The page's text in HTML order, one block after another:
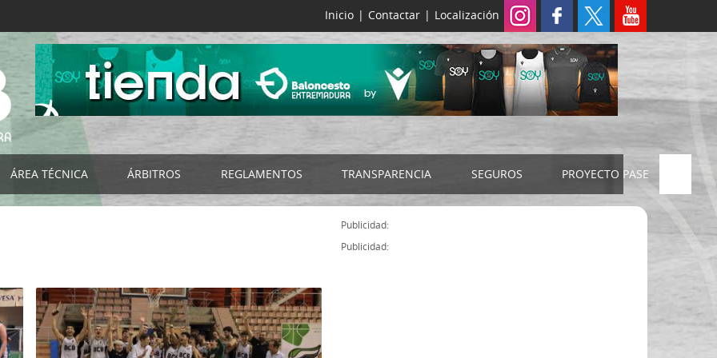
Inicio | Contactar | Localización
ÁREA TÉCNICA
Selecciones FExB
Programa de Ayuda a la Tecnificación
Campus de Baloncesto
Cursos de Entrenadores
ÁRBITROS
Acta Digital FExB
Organigrama
Listado por Categorías
Documentación - Impresos
REGLAMENTOS
Reglamentos FExB
Normativas FEB
Impresos
Circulares
TRANSPARENCIA
ELECCIONES 2024
SEGUROS
SEGURO JUDEX
PROYECTO PASE
Publicidad:
Publicidad: